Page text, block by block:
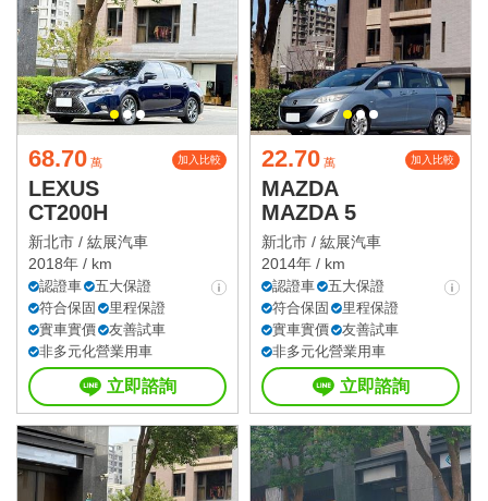
68.70 萬 加入比較
LEXUS
CT200H
新北市 / 紘展汽車
2018年 / km
認證車
五大保證
符合保固
里程保證
實車實價
友善試車
非多元化營業用車
立即諮詢
22.70 萬 加入比較
MAZDA
MAZDA 5
新北市 / 紘展汽車
2014年 / km
認證車
五大保證
符合保固
里程保證
實車實價
友善試車
非多元化營業用車
立即諮詢